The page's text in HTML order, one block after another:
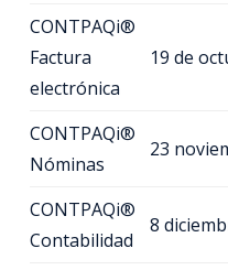
CONTPAQi®
Factura
electrónica
19 de
CONTPAQi®
Nóminas
23
CONTPAQi®
Contabilidad
8